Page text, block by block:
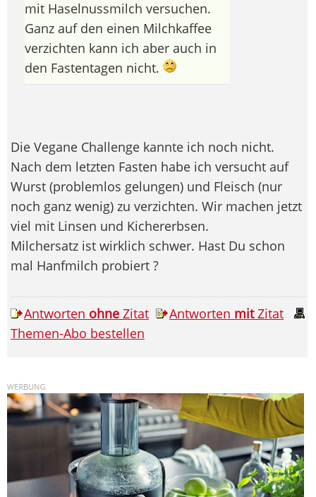
mit Haselnussmilch versuchen.
Ganz auf den einen Milchkaffee
verzichten kann ich aber auch in
den Fastentagen nicht.
Die Vegane Challenge kannte ich noch nicht.
Nach dem letzten Fasten habe ich versucht auf
Wurst (problemlos gelungen) und Fleisch (nur
noch ganz wenig) zu verzichten. Wir machen jetzt
viel mit Linsen und Kichererbsen.
Milchersatz ist wirklich schwer. Hast Du schon
mal Hanfmilch probiert ?
Antworten ohne Zitat Antworten mitZitat
Themen-Abo bestellen